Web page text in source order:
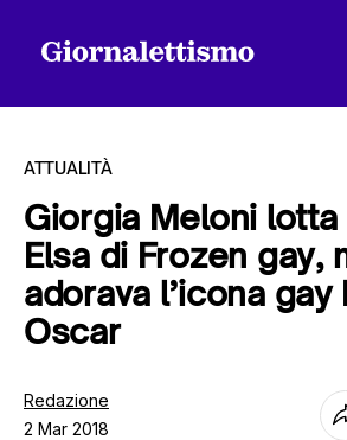
Tutti gli articoli
ATTUALITÀ
Giorgia Meloni
Elsa di Frozen gay,
adorava l’icona gay
Oscar
Redazione
2 Mar 2018